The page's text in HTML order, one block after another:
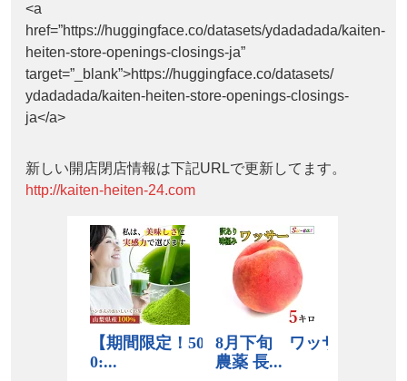
<a
href=”https://huggingface.co/datasets/ydadadada/kaiten-
heiten-store-openings-closings-ja”
target=”_blank”>https://huggingface.co/datasets/
ydadadada/kaiten-heiten-store-openings-closings-
ja</a>
新しい開店閉店情報は下記URLで更新してます。
http://kaiten-heiten-24.com